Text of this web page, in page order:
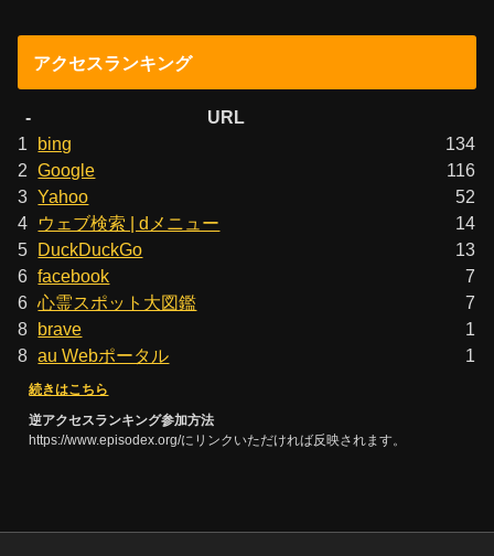
アクセスランキング
-
URL
1
bing
134
2 Google
116
3 Yahoo
52
4
ウェブ検索 | dメニュー
14
5 DuckDuckGo
13
6 facebook
7
6 心霊スポット大図鑑
7
8 brave
1
8 au Webポータル 1
続きはこちら
逆アクセスランキング参加方法
https://www.episodex.org/にリンクいただければ反映されます。